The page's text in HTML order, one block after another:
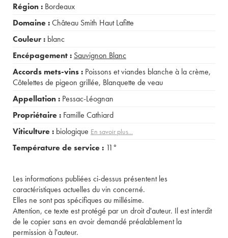
Région : Bordeaux
Domaine :Château Smith Haut Lafitte
Couleur : blanc
Encépagement : Sauvignon Blanc
Accords mets-vins : Poissons et viandes blanche à la crème,
Côtelettes de pigeon grillée, Blanquette de veau
Appellation : Pessac-Léognan
Propriétaire : Famille Cathiard
Viticulture : biologique En savoir plus...
Température de service : 11°
Les informations publiées ci-dessus présentent les
caractéristiques actuelles du vin concerné.
Elles ne sont pas spécifiques au millésime.
Attention, ce texte est protégé par un droit d'auteur. Il est interdit
de le copier sans en avoir demandé préalablement la
permission à l'auteur.